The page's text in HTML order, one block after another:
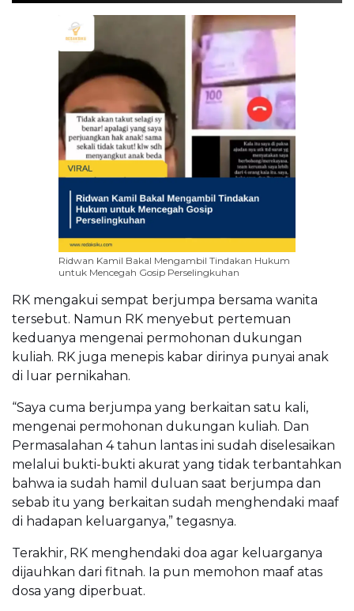
Ridwan Kamil Bakal Mengambil Tindakan Hukum
untuk Mencegah Gosip Perselingkuhan
RK mengakui sempat berjumpa bersama wanita
tersebut. Namun RK menyebut pertemuan
keduanya mengenai permohonan dukungan
kuliah. RK juga menepis kabar dirinya punyai anak
di luar pernikahan.
“Saya cuma berjumpa yang berkaitan satu kali,
mengenai permohonan dukungan kuliah. Dan
Permasalahan 4 tahun lantas ini sudah diselesaikan
melalui bukti-bukti akurat yang tidak terbantahkan
bahwa ia sudah hamil duluan saat berjumpa dan
sebab itu yang berkaitan sudah menghendaki maaf
di hadapan keluarganya,” tegasnya.
Terakhir, RK menghendaki doa agar keluarganya
dijauhkan dari fitnah. Ia pun memohon maaf atas
dosa yang diperbuat.